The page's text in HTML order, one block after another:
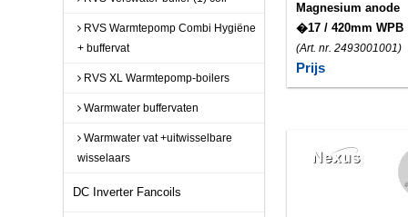
RVS Warmtepomp Combi Hygiëne
+ buffervat
RVS XL Warmtepomp-boilers
Warmwater buffervaten
Warmwater vat +uitwisselbare
wisselaars
DC Inverter Fancoils
Magnesium anode
�17 / 420mm WPB
(Art. nr. 2493001001)
Prijs